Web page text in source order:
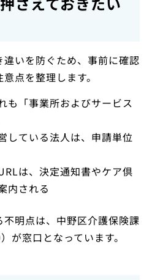
いを防ぐため、事前に確認
点を整理します。
も「事業所およびサービス
している法人は、申請単位
は、決定通知書やケア倶
内される
明点は、中野区介護保険課
窓口となっています。